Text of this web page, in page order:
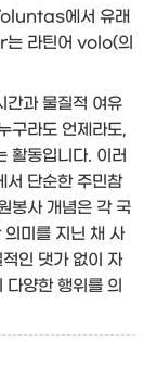
에서 유래
는 라틴어 volo(의
간과 물질적 여유
구라도 언제라도,
활동입니다. 이러
서 단순한 주민참
봉사 개념은 각 국
의미를 지닌 채 사
인 댓가 없이 자
다양한 행위를 의